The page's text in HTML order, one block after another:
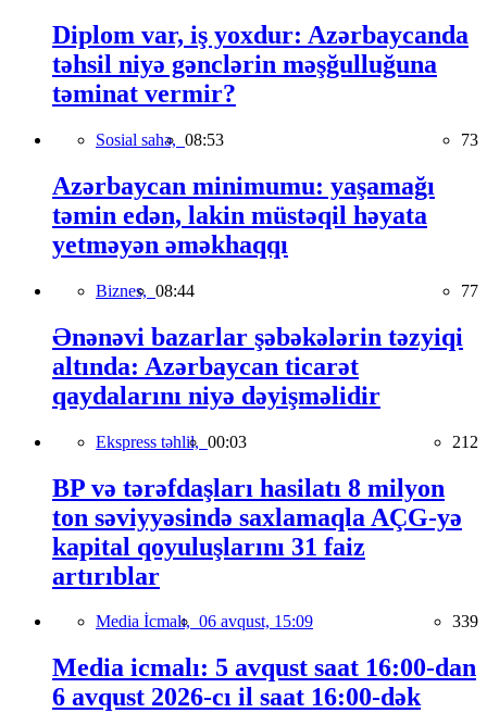
Diplom var, iş yoxdur: Azərbaycanda
təhsil niyə gənclərin məşğulluğuna
təminat vermir?
Sosial sahə, 08:53 73
Azərbaycan minimumu: yaşamağı
təmin edən, lakin müstəqil həyata
yetməyən əməkhaqqı
Biznes, 08:44 77
Ənənəvi bazarlar şəbəkələrin təzyiqi
altında: Azərbaycan ticarət
qaydalarını niyə dəyişməlidir
Ekspress təhlil, 00:03 212
BP və tərəfdaşları hasilatı 8 milyon
ton səviyyəsində saxlamaqla AÇG-yə
kapital qoyuluşlarını 31 faiz
artırıblar
Media İcmalı, 06 avqust, 15:09 339
Media icmalı: 5 avqust saat 16:00-dan
6 avqust 2026-cı il saat 16:00-dək